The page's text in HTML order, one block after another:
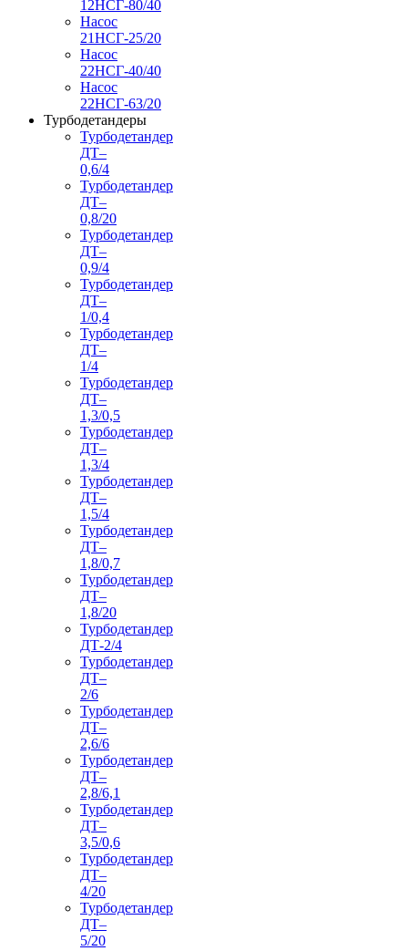
12НСГ-80/40
Насос
21НСГ-25/20
Насос
22НСГ-40/40
Насос
22НСГ-63/20
Турбодетандеры
Турбодетандер
ДТ–
0,6/4
Турбодетандер
ДТ–
0,8/20
Турбодетандер
ДТ–
0,9/4
Турбодетандер
ДТ–
1/0,4
Турбодетандер
ДТ–
1/4
Турбодетандер
ДТ–
1,3/0,5
Турбодетандер
ДТ–
1,3/4
Турбодетандер
ДТ–
1,5/4
Турбодетандер
ДТ–
1,8/0,7
Турбодетандер
ДТ–
1,8/20
Турбодетандер
ДТ-2/4
Турбодетандер
ДТ–
2/6
Турбодетандер
ДТ–
2,6/6
Турбодетандер
ДТ–
2,8/6,1
Турбодетандер
ДТ–
3,5/0,6
Турбодетандер
ДТ–
4/20
Турбодетандер
ДТ–
5/20